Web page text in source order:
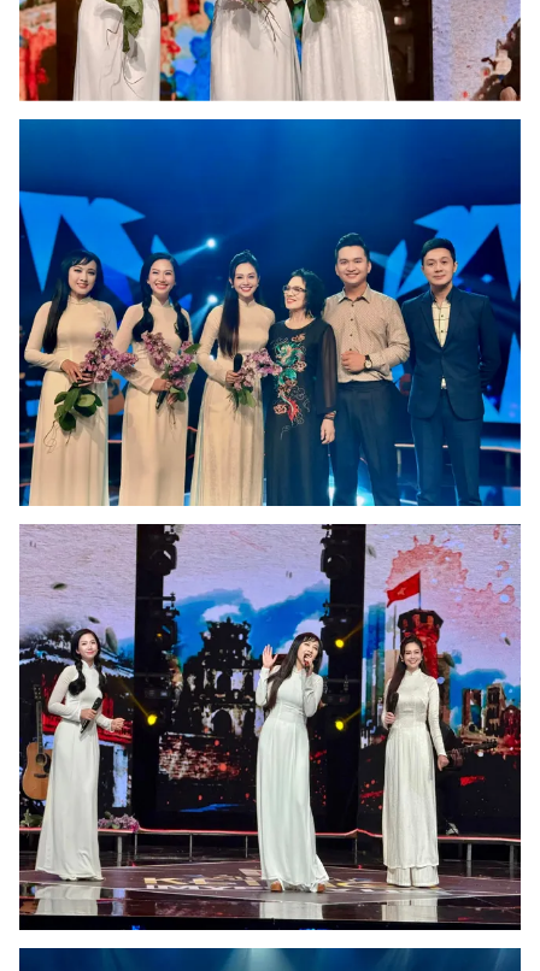
® Cấm sao chép dưới mọi hình thức nếu không có sự chấp
thuận bằng văn bản. Ghi rõ nguồn VTV.vn khi phát hành lại
thông tin từ website này.